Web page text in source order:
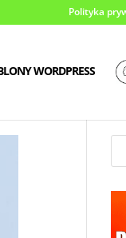
Polityka
WORDPRESS